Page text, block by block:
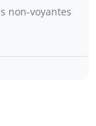
non-voyantes